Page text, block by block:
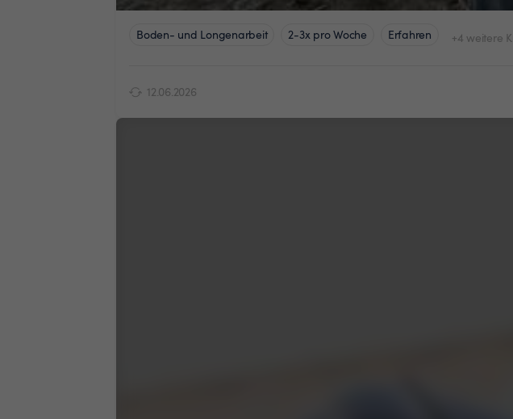
Boden- und Longenarbeit 2-3x pro Woche Erfahren +4 weitere
12.06.2026